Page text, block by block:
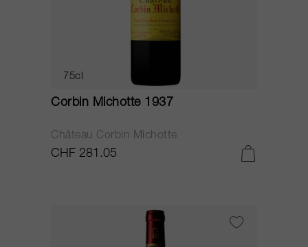
75cl
Corbin Michotte 1937
Château Corbin Michotte
CHF 281.05